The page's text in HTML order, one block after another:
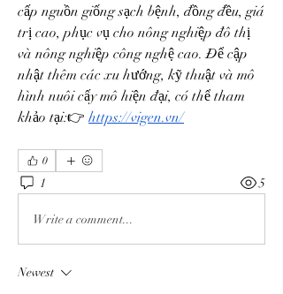
cấp nguồn giống sạch bệnh, đồng đều, giá
trị cao, phục vụ cho nông nghiệp đô thị
và nông nghiệp công nghệ cao. Để cập
nhật thêm các xu hướng, kỹ thuật và mô
hình nuôi cấy mô hiện đại, có thể tham
khảo tại:👉 https://vigen.vn/
0
1 5
Write a comment...
Newest